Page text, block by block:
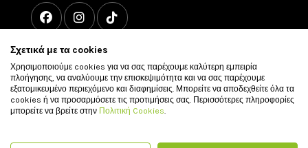
© 2011 - 2026 vour.gr All rights reserved
Σχετικά με τα cookies
Χρησιμοποιούμε cookies για να σας παρέχουμε καλύτερη εμπειρία
πλοήγησης, να αναλύουμε την επισκεψιμότητα και να σας παρέχουμε
εξατομικευμένο περιεχόμενο και διαφημίσεις. Μπορείτε να αποδεχθείτε όλα τα
cookies ή να προσαρμόσετε τις προτιμήσεις σας. Περισσότερες πληροφορίες
μπορείτε να βρείτε στην Πολιτική Cookies.